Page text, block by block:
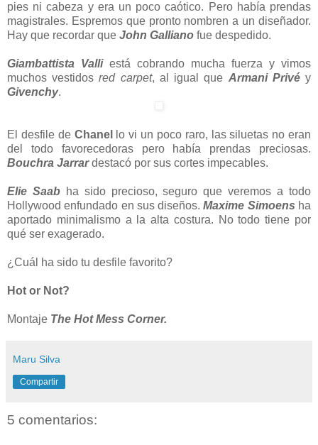
pies ni cabeza y era un poco caótico. Pero había prendas
magistrales. Espremos que pronto nombren a un diseñador.
Hay que recordar que John Galliano fue despedido.
Giambattista Valliestá cobrando mucha fuerza y vimos
muchos vestidosred carpet, al igual que Armani Privéy
Givenchy.
El desfile de Chanel
lo vi un poco raro, las siluetas no eran
del todo favorecedoras pero había prendas preciosas.
Bouchra Jarrardestacó por sus cortes impecables.
Elie Saabha sido precioso, seguro que veremos a todo
Hollywood enfundado en sus diseños.Maxime Simoens ha
aportado minimalismo a la alta costura. No todo tiene por
qué ser exagerado.
¿Cuál ha sido tu desfile favorito?
Hot or Not?
Montaje The Hot Mess Corner.
Maru Silva
Compartir
5 comentarios: